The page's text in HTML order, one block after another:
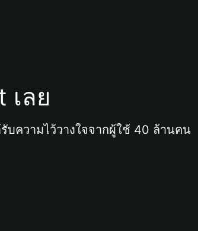
เลย
ความไว้วางใจจากผู้ใช้ 40 ล้านคน